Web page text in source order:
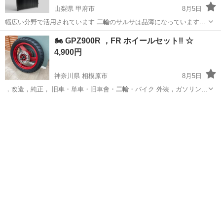
山梨県 甲府市
8月5日
幅広い分野で活用されています 二輪のサルサは品薄になっていますの
で特にお…
山梨 甲府市
🏍️ GPZ900R ，FR ホイールセット‼️ ☆
4,900円
神奈川県 相模原市
8月5日
，改造，純正， 旧車・単車・旧車會・ 二輪・バイク 外装，ガソリンタ